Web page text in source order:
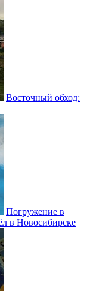
Восточный обход:
Погружение в
в Новосибирске